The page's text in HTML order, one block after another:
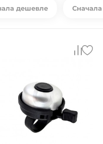
дешевле